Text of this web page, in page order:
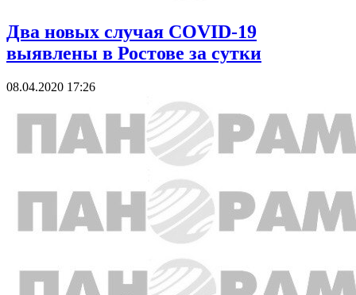
Два новых случая COVID-19
выявлены в Ростове за сутки
08.04.2020 17:26